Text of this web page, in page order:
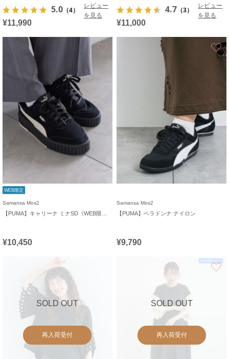
5.0 （4）
レビュー
を見る
¥11,990
4.7 （3）
レビュー
を見る
¥11,000
WEB限定
Samansa Mos2
¥10,450
Samansa Mos2
【PUMA】ベラドンナ ナイロン
¥9,790
SOLD OUT
再入荷受付
SOLD OUT
再入荷受付